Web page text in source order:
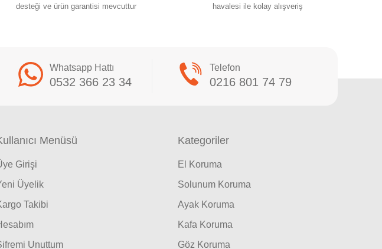
desteği ve ürün garantisi mevcuttur
havalesi ile kolay alışveriş
Whatsapp Hattı
0532 366 23 34
Telefon
0216 801 74 79
Menüsü
Girişi
Üyelik
Takibi
Unuttum
Kategoriler
El Koruma
Solunum Koruma
Ayak Koruma
Kafa Koruma
Göz Koruma